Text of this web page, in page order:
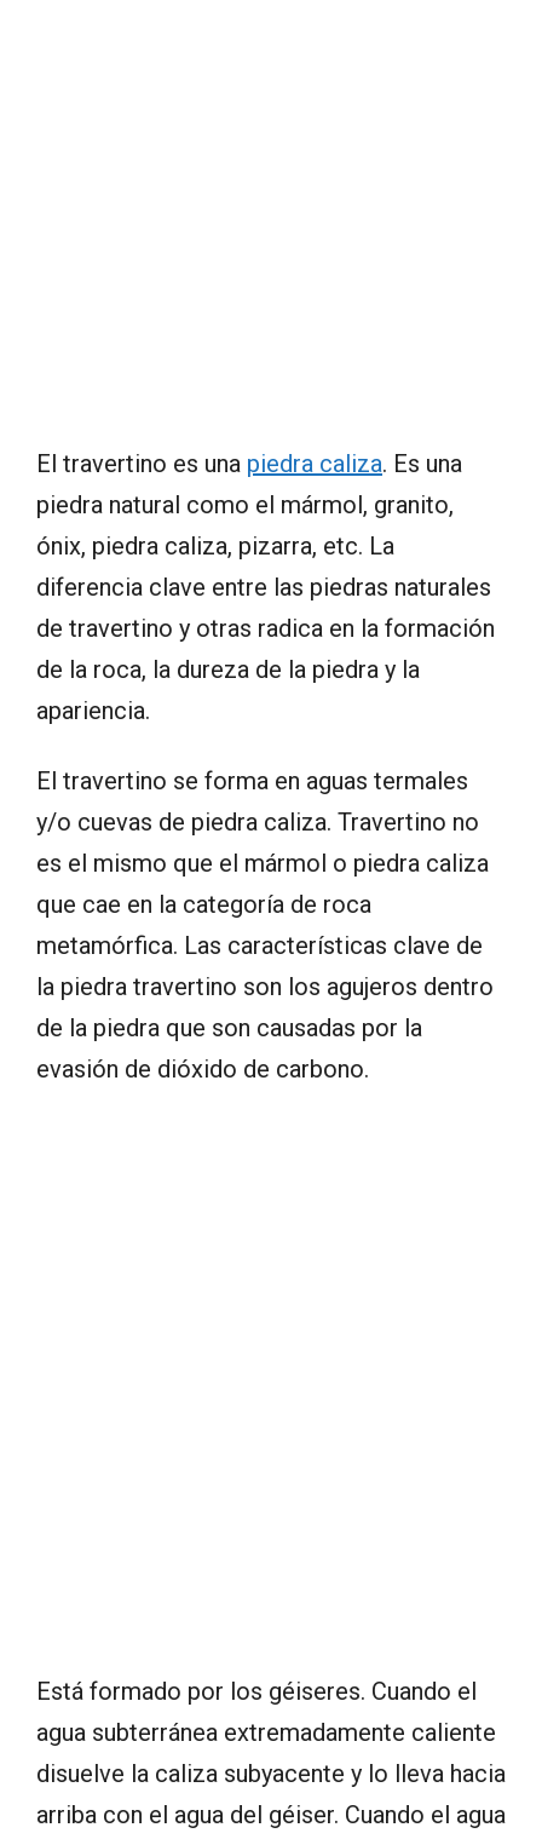
El travertino es una piedra caliza. Es una
piedra natural como el mármol, granito,
ónix, piedra caliza, pizarra, etc. La
diferencia clave entre las piedras naturales
de travertino y otras radica en la formación
de la roca, la dureza de la piedra y la
apariencia.
El travertino se forma en aguas termales
y/o cuevas de piedra caliza. Travertino no
es el mismo que el mármol o piedra caliza
que cae en la categoría de roca
metamórfica. Las características clave de
la piedra travertino son los agujeros dentro
de la piedra que son causadas por la
evasión de dióxido de carbono.
Está formado por los géiseres. Cuando el
agua subterránea extremadamente caliente
disuelve la caliza subyacente y lo lleva hacia
arriba con el agua del géiser. Cuando el agua